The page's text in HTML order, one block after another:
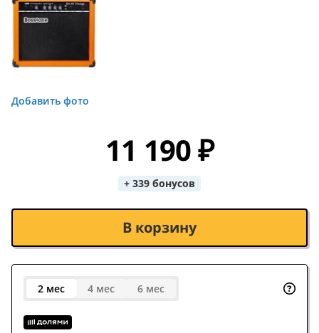
Добавить фото
11 190 ₽
+ 339 бонусов
В корзину
2 мес 4 мес 6 мес